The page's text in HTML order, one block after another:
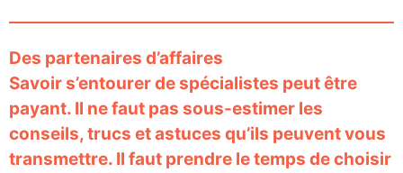
Des partenaires d’affaires
Savoir s’entourer de spécialistes peut être
payant. Il ne faut pas sous-estimer les
conseils, trucs et astuces qu’ils peuvent vous
transmettre. Il faut prendre le temps de choisir